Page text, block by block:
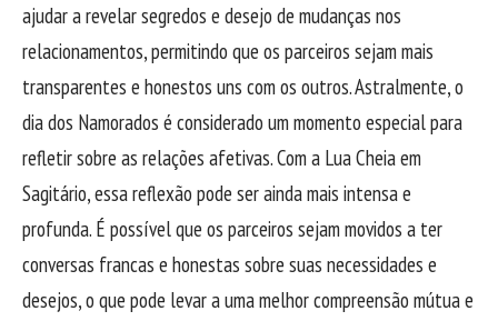
ajudar a revelar segredos e desejo de mudanças nos
relacionamentos, permitindo que os parceiros sejam mais
transparentes e honestos uns com os outros. Astralmente, o
dia dos Namorados é considerado um momento especial para
refletir sobre as relações afetivas. Com a Lua Cheia em
Sagitário, essa reflexão pode ser ainda mais intensa e
profunda. É possível que os parceiros sejam movidos a ter
conversas francas e honestas sobre suas necessidades e
desejos, o que pode levar a uma melhor compreensão mútua e